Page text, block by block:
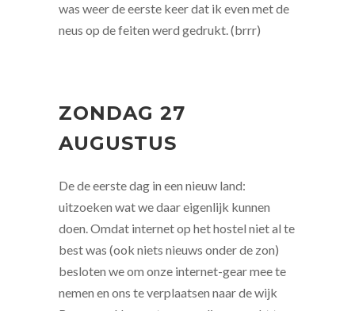
was weer de eerste keer dat ik even met de
neus op de feiten werd gedrukt. (brrr)
ZONDAG 27
AUGUSTUS
De de eerste dag in een nieuw land:
uitzoeken wat we daar eigenlijk kunnen
doen. Omdat internet op het hostel niet al te
best was (ook niets nieuws onder de zon)
besloten we om onze internet-gear mee te
nemen en ons te verplaatsen naar de wijk